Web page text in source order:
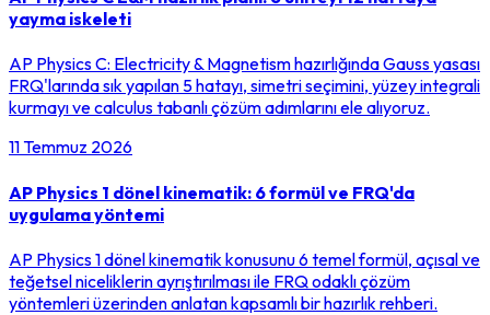
yayma iskeleti
AP Physics C: Electricity & Magnetism hazırlığında Gauss yasası
FRQ'larında sık yapılan 5 hatayı, simetri seçimini, yüzey integrali
kurmayı ve calculus tabanlı çözüm adımlarını ele alıyoruz.
11 Temmuz 2026
AP Physics 1 dönel kinematik: 6 formül ve FRQ'da
uygulama yöntemi
AP Physics 1 dönel kinematik konusunu 6 temel formül, açısal ve
teğetsel niceliklerin ayrıştırılması ile FRQ odaklı çözüm
yöntemleri üzerinden anlatan kapsamlı bir hazırlık rehberi.